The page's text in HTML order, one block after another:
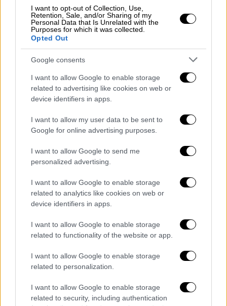
I want to opt-out of Collection, Use,
Retention, Sale, and/or Sharing of my
Personal Data that Is Unrelated with the
Purposes for which it was collected.
Opted Out
Google consents
I want to allow Google to enable storage
related to advertising like cookies on web or
device identifiers in apps.
I want to allow my user data to be sent to
Google for online advertising purposes.
I want to allow Google to send me
personalized advertising.
I want to allow Google to enable storage
related to analytics like cookies on web or
device identifiers in apps.
I want to allow Google to enable storage
related to functionality of the website or app.
I want to allow Google to enable storage
related to personalization.
I want to allow Google to enable storage
related to security, including authentication
5. Αγρότες με προστατευόμενα τέκνα:
Αύξηση του αφορολόγητου κατά 1.000 ευρώ,
με ετήσιο όφελος 240 ευρώ για όσους έχουν
τέσσερα ή περισσότερα παιδιά.
Οι χαμένοι
φορολογούμενοι που απέκτησαν ακίνητα
το 2024 θα βρεθούν στο «μικροσκόπιο» των
τεκμηρίων , καθώς θα πρέπει να δηλώσουν
στη φορολογική δήλωση τα ποσά που
δαπάνησαν για την απόκτησή τους. Εφόσον
αυτά δικαιολογούνται από εισοδήματα,
δάνεια, γονικές παροχές ή δωρεές, δεν
υπάρχει λόγος ανησυχίας.
Το τεκμήριο απόκτησης ακινήτου
τεκμήριο διαβίωσης
οποίο υπολογίζεται από το πρώτο
τετραγωνικό μέτρο του ακινήτου.
Όσοι δεν καλύψουν το τεκμήριο απόκτησης
φορολογική επιβάρυνση. Ωστόσο, μπορούν